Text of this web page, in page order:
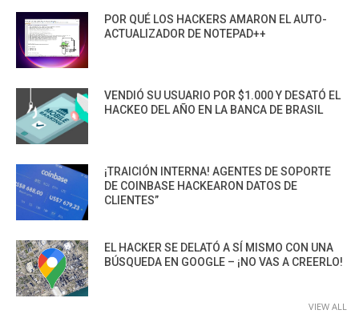
POR QUÉ LOS HACKERS AMARON EL AUTO-
ACTUALIZADOR DE NOTEPAD++
VENDIÓ SU USUARIO POR $1.000 Y DESATÓ EL
HACKEO DEL AÑO EN LA BANCA DE BRASIL
¡TRAICIÓN INTERNA! AGENTES DE SOPORTE
DE COINBASE HACKEARON DATOS DE
CLIENTES”
EL HACKER SE DELATÓ A SÍ MISMO CON UNA
BÚSQUEDA EN GOOGLE – ¡NO VAS A CREERLO!
VIEW ALL